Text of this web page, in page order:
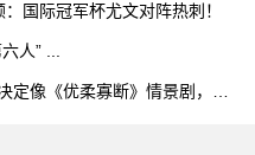
国际冠军杯尤文对阵热刺！
人” ...
定像《优柔寡断》情景剧，为